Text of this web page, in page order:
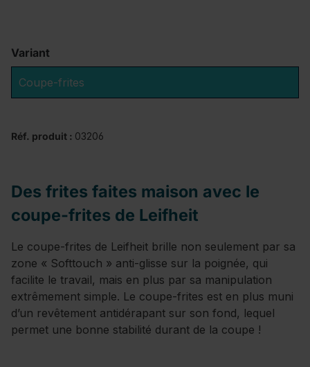
Variant
Coupe-frites
Réf. produit : 03206
Des frites faites maison avec le
coupe-frites de Leifheit
Le coupe-frites de Leifheit brille non seulement par sa
zone « Softtouch » anti-glisse sur la poignée, qui
facilite le travail, mais en plus par sa manipulation
extrêmement simple. Le coupe-frites est en plus muni
d’un revêtement antidérapant sur son fond, lequel
permet une bonne stabilité durant de la coupe !